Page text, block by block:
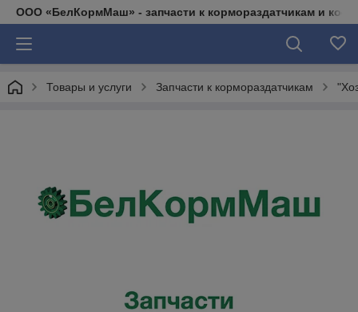
ООО «БелКормМаш» - запчасти к кормораздатчикам и
Товары и услуги Запчасти к кормораздатчикам